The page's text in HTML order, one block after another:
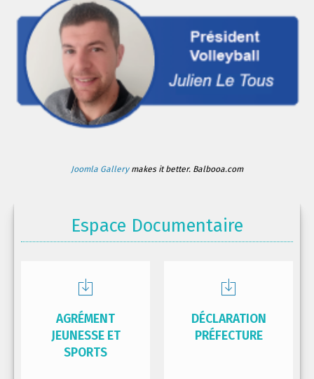
Joomla Gallerymakes it better. Balbooa.com
Espace Documentaire
AGRÉMENT
JEUNESSE ET
SPORTS
DÉCLARATION
PRÉFECTURE